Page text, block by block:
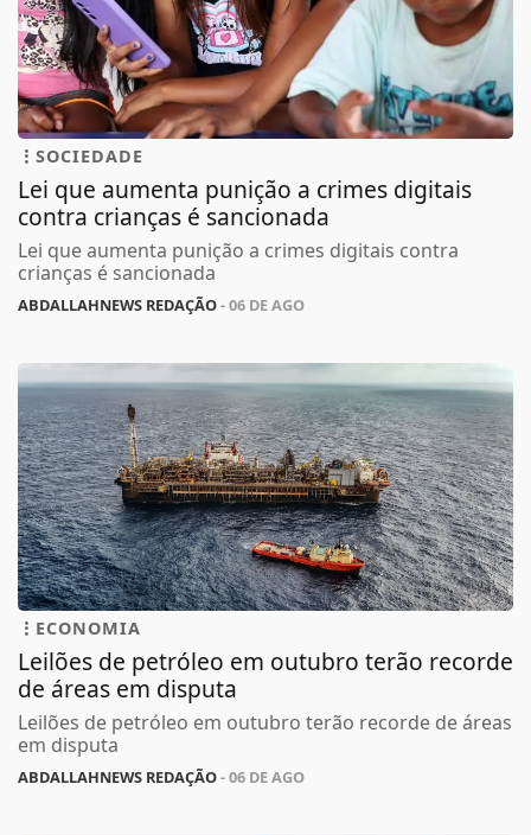
SOCIEDADE
Lei que aumenta punição a crimes digitais
contra crianças é sancionada
Lei que aumenta punição a crimes digitais contra
crianças é sancionada
ABDALLAHNEWS REDAÇÃO- 06 DE AGO
ECONOMIA
Leilões de petróleo em outubro terão recorde
de áreas em disputa
Leilões de petróleo em outubro terão recorde de áreas
em disputa
ABDALLAHNEWS REDAÇÃO- 06 DE AGO